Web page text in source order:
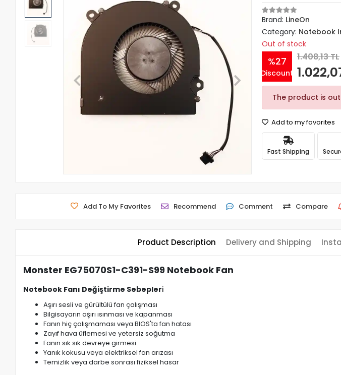
Brand: LineOn
Category: Notebook
Out of stock
%27
Discount
1.408,13 TL
The product is
Add to my favorites
Fast Shipping
Add To My Favorites Recommend Comment Compare
Product Description Delivery and Shipping
Monster EG75070S1-C391-S99 Notebook Fan
Notebook Fanı Değiştirme Sebepleri
Aşırı sesli ve gürültülü fan çalışması
Bilgisayarın aşırı ısınması ve kapanması
Fanın hiç çalışmaması veya BIOS'ta fan hatası
Zayıf hava üflemesi ve yetersiz soğutma
Fanın sık sık devreye girmesi
Yanık kokusu veya elektriksel fan arızası
Temizlik veya darbe sonrası fiziksel hasar